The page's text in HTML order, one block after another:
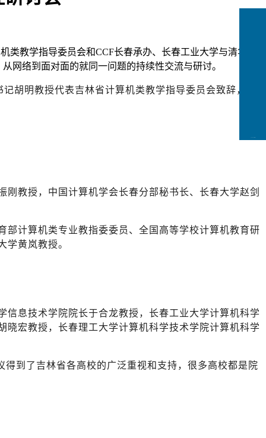
教学指导委员会和CCF长春承办、长春工业大学与清华大
网络到面对面的就同一问题的持续性交流与研讨。
胡明教授代表吉林省计算机类教学指导委员会致辞，吉
教授，中国计算机学会长春分部秘书长、长春大学赵剑
计算机类专业教指委委员、全国高等学校计算机教育研
学黄岚教授。
息技术学院院长于合龙教授，长春工业大学计算机科学
宏教授，长春理工大学计算机科学技术学院计算机科学
得到了吉林省各高校的广泛重视和支持，很多高校都是院